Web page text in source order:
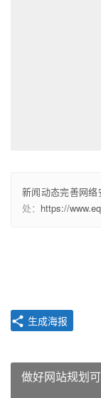
新闻动态完善网
处： https://
生成海报
做好网站规划